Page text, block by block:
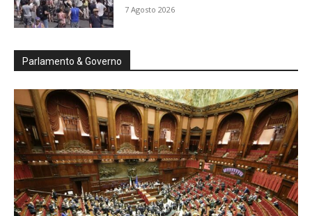
7 Agosto 2026
Parlamento & Governo